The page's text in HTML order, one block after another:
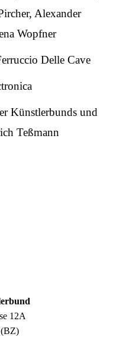
Alexander
Wopfner
Delle Cave
Künstlerbunds und
Teßmann
12A